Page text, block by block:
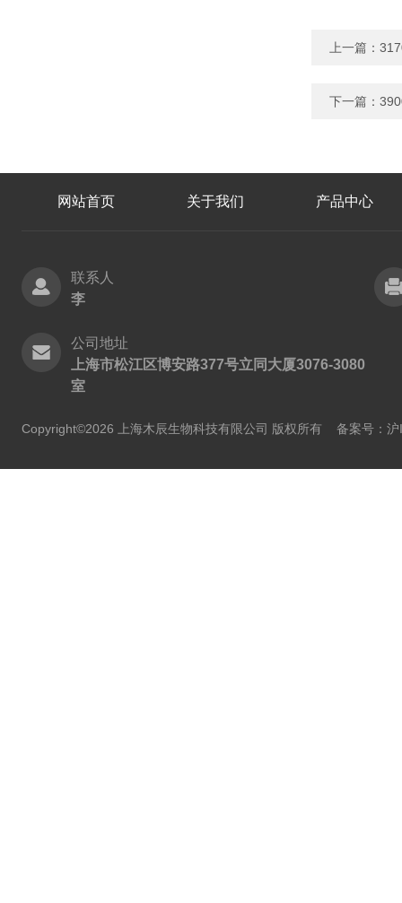
上一篇：
下一篇：
网站首页 关于我们 产品中心
联系人
李
公司地址
上海市松江区博安路377号立同大厦3076-3080
室
Copyright©2026 上海木辰生物科技有限公司 版权所有 备案号：